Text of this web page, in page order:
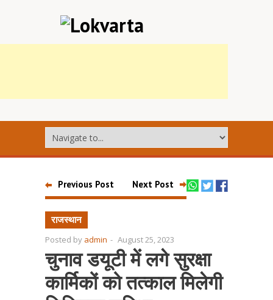
Previous Post Next Post
राजस्थान
Posted by admin - August 25, 2023
चुनाव डयूटी में लगे सुरक्षा
कार्मिकों को तत्काल मिलेगी